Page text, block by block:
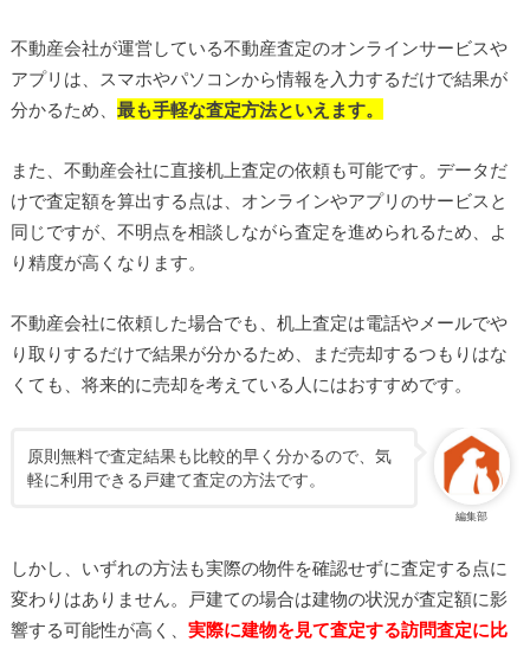
不動産会社が運営している不動産査定のオンラインサービスや
アプリは、スマホやパソコンから情報を入力するだけで結果が
分かるため、 最も手軽な査定方法といえます。
また、不動産会社に直接机上査定の依頼も可能です。データだ
けで査定額を算出する点は、オンラインやアプリのサービスと
同じですが、不明点を相談しながら査定を進められるため、よ
り精度が高くなります。
不動産会社に依頼した場合でも、机上査定は電話やメールでや
り取りするだけで結果が分かるため、まだ売却するつもりはな
くても、将来的に売却を考えている人にはおすすめです。
編集部
原則無料で査定結果も比較的早く分かるので、気
軽に利用できる戸建て査定の方法です。
しかし、いずれの方法も実際の物件を確認せずに査定する点に
変わりはありません。戸建ての場合は建物の状況が査定額に影
響する可能性が高く、 実際に建物を見て査定する訪問査定に比